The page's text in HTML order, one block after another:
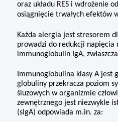
oraz układu RES i wdrożenie
osiągnięcie trwałych efektów
Każda alergia jest stresorem
prowadzi do redukcji napięcia
immunoglobulin IgA,
Immunoglobulina klasy A jest
globuliny przekracza poziom
śluzowych w organizmie
zewnętrznego jest niezwykle
(sIgA) odpowiada m.in. za: